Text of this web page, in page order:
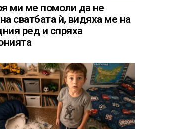
ми ме помоли да не
сватбата ѝ, видяха ме на
ред и спряха